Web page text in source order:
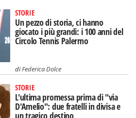
STORIE
Un pezzo di storia, ci hanno
giocato i più grandi: i 100 anni del
Circolo Tennis Palermo
diFederica Dolce
STORIE
L'ultima promessa prima di "via
D'Amelio": due fratelli in divisa e
un tragico destino